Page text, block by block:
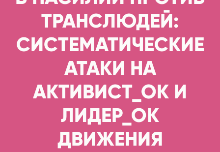
ТРАНСЛЮДЕЙ:
СИСТЕМАТИЧЕСКИЕ
АТАКИ НА
АКТИВИСТ_ОК И
ЛИДЕР_ОК
ДВИЖЕНИЯ